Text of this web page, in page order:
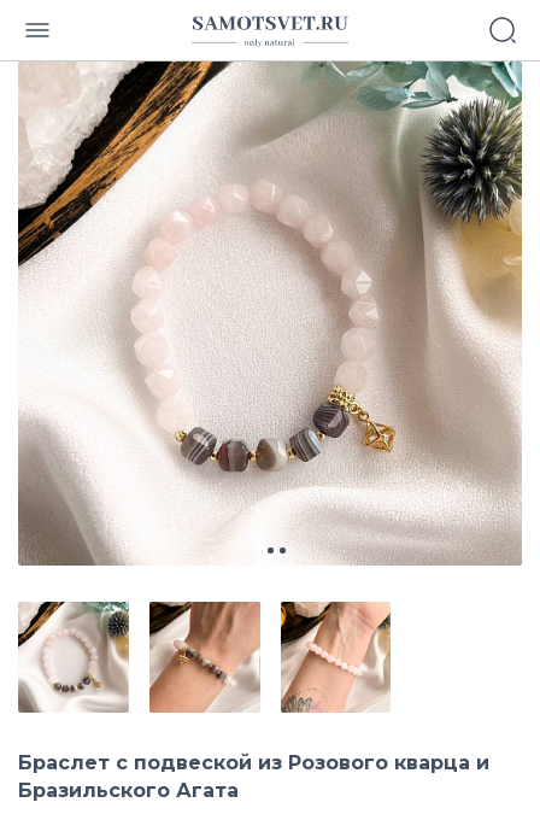
Браслет с подвеской из Розового кварца и
Бразильского Агата